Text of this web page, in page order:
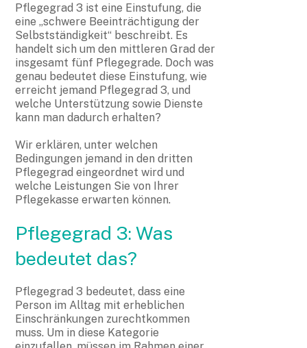
Pflegegrad 3 ist eine Einstufung, die
eine „schwere Beeinträchtigung der
Selbstständigkeit“ beschreibt. Es
handelt sich um den mittleren Grad der
insgesamt fünf Pflegegrade. Doch was
genau bedeutet diese Einstufung, wie
erreicht jemand Pflegegrad 3, und
welche Unterstützung sowie Dienste
kann man dadurch erhalten?
Wir erklären, unter welchen
Bedingungen jemand in den dritten
Pflegegrad eingeordnet wird und
welche Leistungen Sie von Ihrer
Pflegekasse erwarten können.
Pflegegrad 3: Was
bedeutet das?
Pflegegrad 3 bedeutet, dass eine
Person im Alltag mit erheblichen
Einschränkungen zurechtkommen
muss. Um in diese Kategorie